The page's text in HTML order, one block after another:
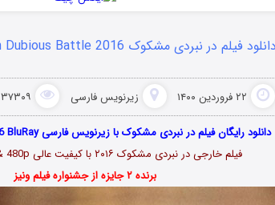
دانلود فیلم در نبردی مشکوک In Dubious Battle 2016
۲۲ فروردین ۱۴۰۰ زیرنویس فارسی ۳۷۳۰۹ بازدید
دانلود رایگان فیلم در نبردی مشکوک با زیرنویس فارسی In Dubious Battle 2016 BluRay
فیلم خارجی در نبردی مشکوک ۲۰۱۶ با کیفیت عالی 1080p & 720p & 480p
برنده ۲ جایزه از جشنواره فیلم ونیز